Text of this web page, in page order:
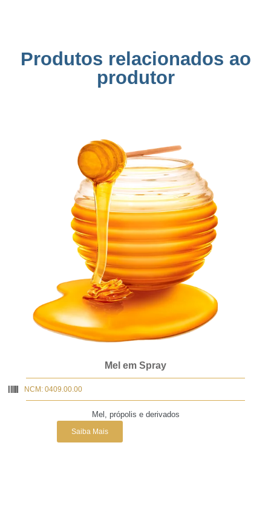
Produtos relacionados ao
produtor
Mel em Spray
NCM: 0409.00.00
Mel, própolis e derivados
Saiba Mais